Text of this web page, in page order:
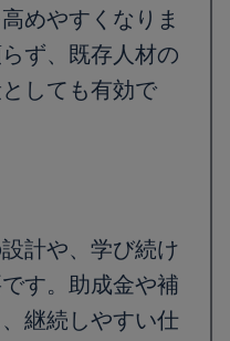
めやすくなりま
ず、既存人材の
しても有効で
計や、学び続け
す。助成金や補
継続しやすい仕